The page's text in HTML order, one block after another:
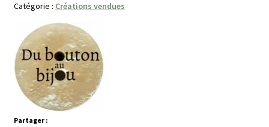
Catégorie : Créations vendues
Partager :